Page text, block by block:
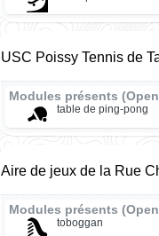
USC Poissy Tennis de
Modules présents
table de ping-pong
Aire de jeux de la Rue
Modules présents
toboggan